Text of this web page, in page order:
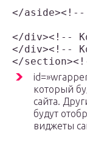
</aside><!--
</div><!--
</div><!--
</
который
сайта.
будут
виджеты